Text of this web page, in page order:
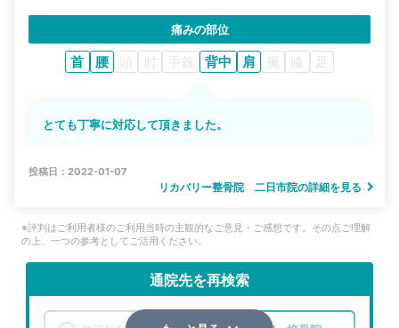
痛みの部位
首 腰 頭 肘 手首 背中 肩 腕 膝 足
とても丁寧に対応して頂きました。
投稿日：2022-01-07
リカバリー整骨院 二日市院の詳細を見る
※評判はご利用者様のご利用当時の主観的なご意見・ご感想です。その点ご理解
の上、一つの参考としてご活用ください。
通院先を再検索